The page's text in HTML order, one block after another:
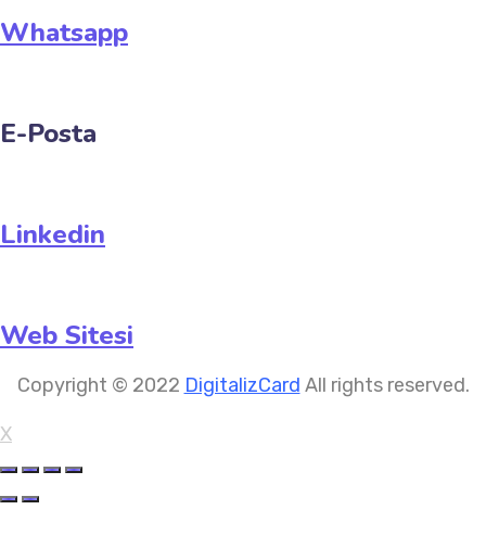
Whatsapp
E-Posta
Linkedin
Web Sitesi
Copyright © 2022 DigitalizCard All rights reserved.
X